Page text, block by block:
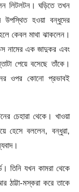
লিটলটন। ঘড়িতে তখন
উপস্থিত হওয়া বন্ধুদের
কেবল মাথা ঝাকলেন।
নামের এক জাদুকর এবং
পেয়ে বসেছে তাঁকে।
ওপর কোনো প্রভাবই
চেহারা থেকে। খাওয়া
হেসে বললেন, বন্ধুরা,
তিনি যখন কামরা থেকে
মস্করা করে তাকে